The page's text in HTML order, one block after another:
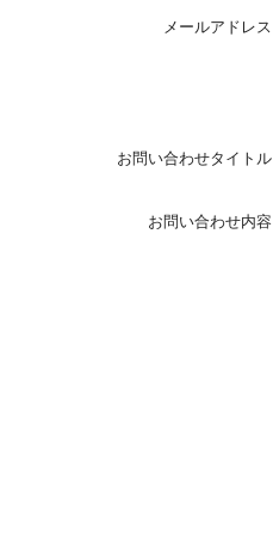
メールアドレス
お問い合わせタイトル
お問い合わせ内容